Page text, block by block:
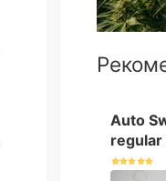
Auto
regular